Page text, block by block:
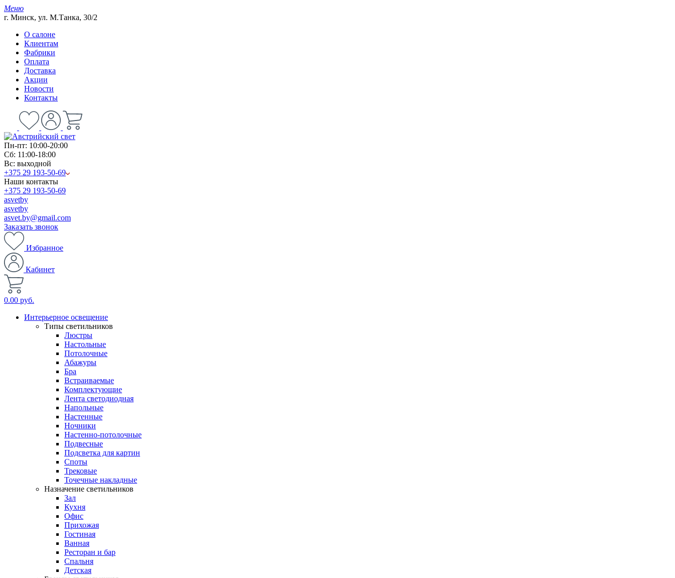
Меню
г. Минск, ул. М.Танка, 30/2
О салоне
Клиентам
Фабрики
Оплата
Доставка
Акции
Новости
Контакты
Пн-пт: 10:00-20:00
Сб: 11:00-18:00
Вс: выходной
+375 29 193-50-69
Наши контакты
+375 29 193-50-69
asvetby
asvetby
asvet.by@gmail.com
Заказать звонок
Избранное
Кабинет
0.00 руб.
Интерьерное освещение
Типы светильников
Люстры
Настольные
Потолочные
Абажуры
Бра
Встраиваемые
Комплектующие
Лента светодиодная
Напольные
Настенные
Ночники
Настенно-потолочные
Подвесные
Подсветка для картин
Споты
Трековые
Точечные накладные
Назначение светильников
Зал
Кухня
Офис
Прихожая
Гостиная
Ванная
Ресторан и бар
Спальня
Детская